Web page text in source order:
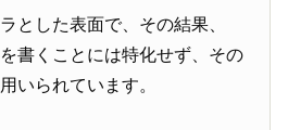
とした表面で、その結果、
書くことには特化せず、その
いられています。